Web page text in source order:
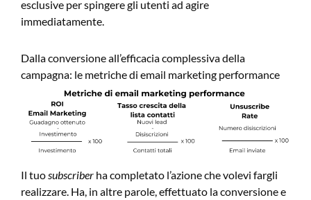
esclusive per spingere gli utenti ad agire
immediatamente.
Dalla conversione all’efficacia complessiva della
campagna: le metriche di email marketing performance
Il tuo subscriber ha completato l’azione che volevi fargli
realizzare. Ha, in altre parole, effettuato la conversione e